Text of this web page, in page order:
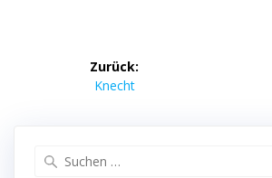
Beitragsnavigation
Zurück:
Vorheriger
Knecht